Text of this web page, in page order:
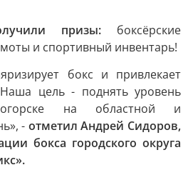
призы: боксёрские
и спортивный инвентарь!
бокс и привлекает
цель - поднять уровень
на областной и
- отметил Андрей Сидоров,
бокса городского округа